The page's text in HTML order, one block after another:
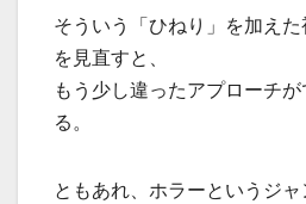
そういう「ひねり」を加え
を見直すと、
もう少し違ったアプローチ
る。
ともあれ、ホラーというジ